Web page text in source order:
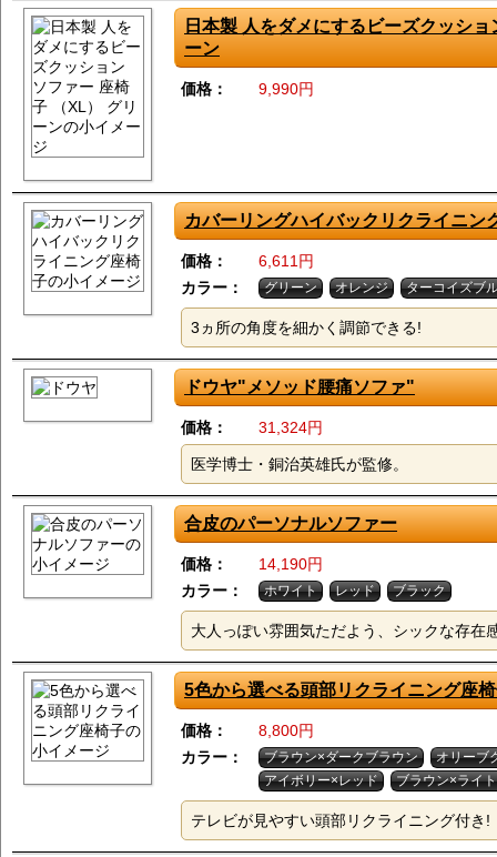
日本製 人をダメにするビーズクッシ
ーン
価格： 9,990円
カバーリングハイバックリクライニン
価格：
6,611円
カラー：
グリーン オレンジ ターコイズブ
3ヵ所の角度を細かく調節できる!
ドウヤ"メソッド腰痛ソファ"
価格： 31,324円
医学博士・銅治英雄氏が監修。
合皮のパーソナルソファー
価格：
14,190円
カラー：
ホワイト レッド ブラック
大人っぽい雰囲気ただよう、シックな存在
5色から選べる頭部リクライニング座
価格：
8,800円
カラー：
ブラウン×ダークブラウン
オリーブ
アイボリー×レッド
ブラウン×ライ
テレビが見やすい頭部リクライニング付き!